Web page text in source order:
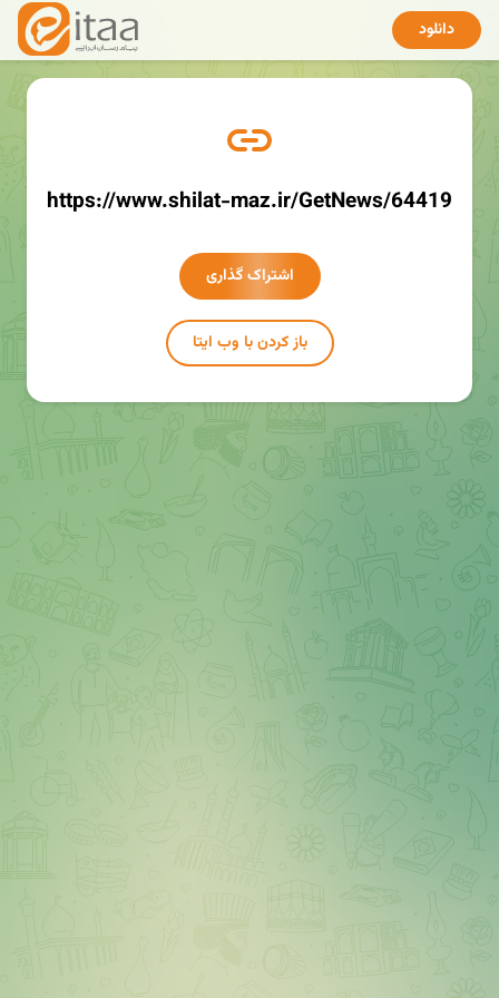
دانلود
https://www.shilat-maz.ir/GetNews/64419
اشتراک گذاری
باز کردن با وب ایتا